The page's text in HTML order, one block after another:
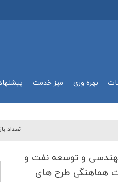
بهره وري میز خدمت
تعداد
و توسعه نفت و
هماهنگی طرح های